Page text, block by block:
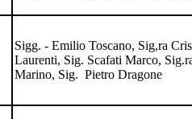
Sigg. - Emilio Toscano, Sig,ra
Laurenti, Sig. Scafati Marco,
Marino, Sig. Pietro Dragone